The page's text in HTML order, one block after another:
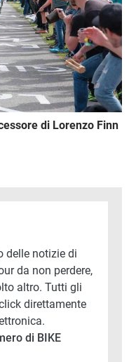
di Lorenzo Finn
delle notizie di
da non perdere,
altro. Tutti gli
direttamente
di BIKE